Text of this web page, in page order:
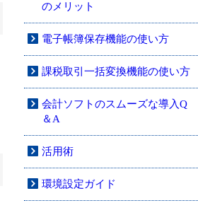
のメリット
電子帳簿保存機能の使い方
課税取引一括変換機能の使い方
会計ソフトのスムーズな導入Q
＆A
活用術
環境設定ガイド